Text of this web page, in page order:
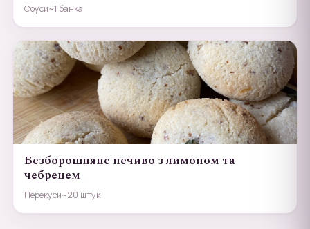
Соуси~1 банка
Безборошняне печиво з лимоном та
чебрецем
Перекуси~20 штук